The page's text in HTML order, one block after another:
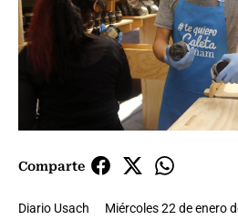
Comparte
Diario Usach Miércoles 22 de enero